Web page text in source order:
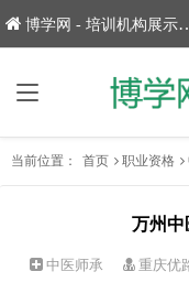
博学网 - 培训机构展示平台！
当前位置： 首页 职业资格
万州中
中医师承 重庆优